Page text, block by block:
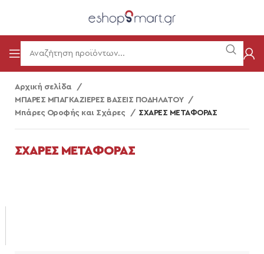
Αρχική σελίδα
ΜΠΑΡΕΣ ΜΠΑΓΚΑΖΙΕΡΕΣ ΒΑΣΕΙΣ ΠΟΔΗΛΑΤΟΥ
Μπάρες Οροφής και Σχάρες
ΣΧΑΡΕΣ ΜΕΤΑΦΟΡΑΣ
ΣΧΑΡΕΣ ΜΕΤΑΦΟΡΑΣ